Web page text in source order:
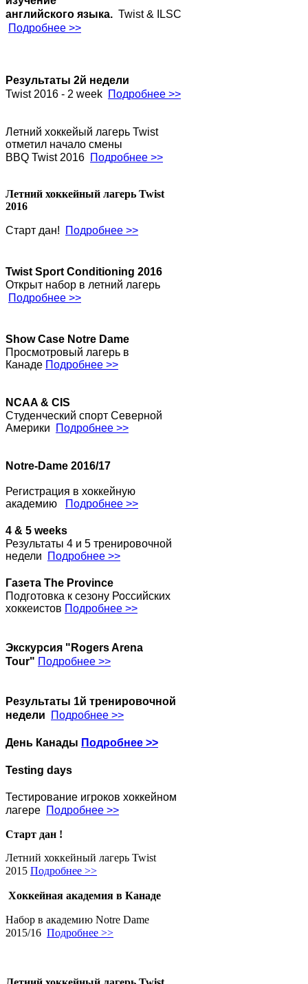
английского языка. Twist & ILSC
Подробнее >>
Результаты 2й недели
Twist 2016 - 2 week Подробнее >>
Летний хоккейый лагерь Twist
отметил начало смены
BBQ Twist 2016 Подробнее >>
Летний хоккейный лагерь Twist
2016
Старт дан! Подробнее >>
Twist Sport Conditioning 2016
Открыт набор в летний лагерь
Подробнее >>
Show Case Notre Dame
Просмотровый лагерь в
Канаде Подробнее >>
NCAA & CIS
Студенческий спорт Северной
Америки
Подробнее >>
Notre-Dame 2016/17
Регистрация в хоккейную
академию
Подробнее >>
4 & 5 weeks
Результаты 4 и 5 тренировочной
недели
Подробнее >>
Газета The Province
Подготовка к сезону Российских
хоккеистов Подробнее >>
Экскурсия "Rogers Arena
Tour" Подробнее >>
Результаты 1й тренировочной
недели
Подробнее >>
День Канады Подробнее >>
Testing days
Тестирование игроков хоккейном
лагере Подробнее >>
Старт дан !
Летний хоккейный лагерь Twist
2015 Подробнее >>
Хоккейная академия в Канаде
Набор в академию Notre Dame
2015/16 Подробнее >>